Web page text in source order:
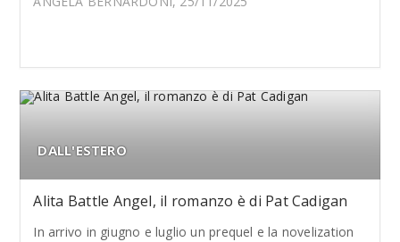
DALL'ESTERO
Alita Battle Angel, il romanzo è di Pat Cadigan
In arrivo in giugno e luglio un prequel e la novelization